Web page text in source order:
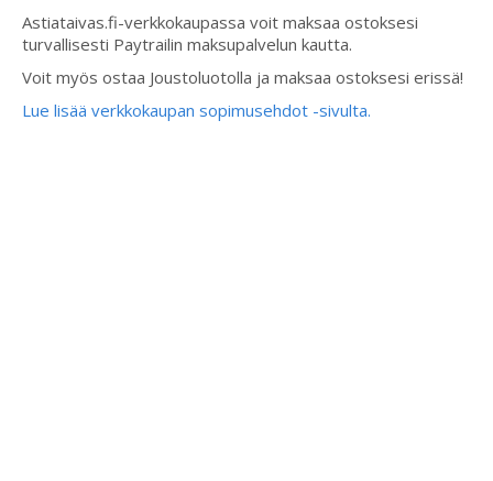
Astiataivas.fi-verkkokaupassa voit maksaa ostoksesi
turvallisesti Paytrailin maksupalvelun kautta.
Voit myös ostaa Joustoluotolla ja maksaa ostoksesi erissä!
Lue lisää verkkokaupan sopimusehdot -sivulta.